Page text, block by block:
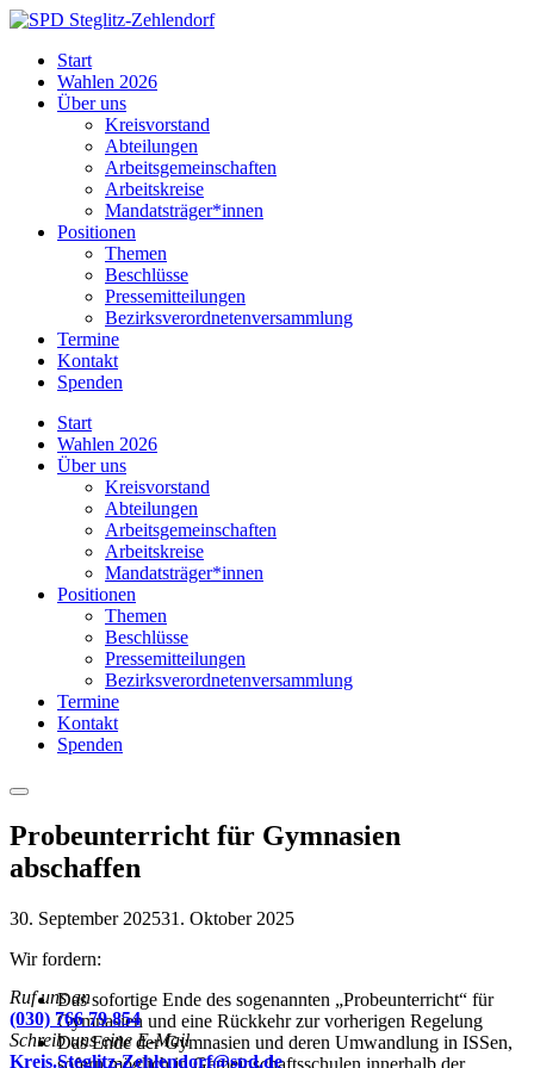
Skip
content
Steglitz-
Zehlendorf
Start
Wahlen 2026
Über uns
Kreisvorstand
Abteilungen
Arbeitsgemeinschaften
Arbeitskreise
Mandatsträger*innen
Positionen
Themen
Beschlüsse
Pressemitteilungen
Bezirksverordnetenversammlung
Termine
Kontakt
Spenden
Start
Wahlen 2026
Über uns
Kreisvorstand
Abteilungen
Arbeitsgemeinschaften
Arbeitskreise
Mandatsträger*innen
Positionen
Themen
Beschlüsse
Pressemitteilungen
Bezirksverordnetenversammlung
Termine
Kontakt
Spenden
Menu
Probeunterricht für Gymnasien
abschaffen
30. September 202531. Oktober 2025
Wir fordern:
Das sofortige Ende des sogenannten „Probeunterricht“ für
Gymnasien und eine Rückkehr zur vorherigen Regelung
Das Ende der Gymnasien und deren Umwandlung in ISSen,
sofern möglich in Gemeinschaftsschulen innerhalb der
Ruf uns an
(030) 766 79 854
Schreib uns eine E-Mail
Kreis.Steglitz-Zehlendorf@spd.de